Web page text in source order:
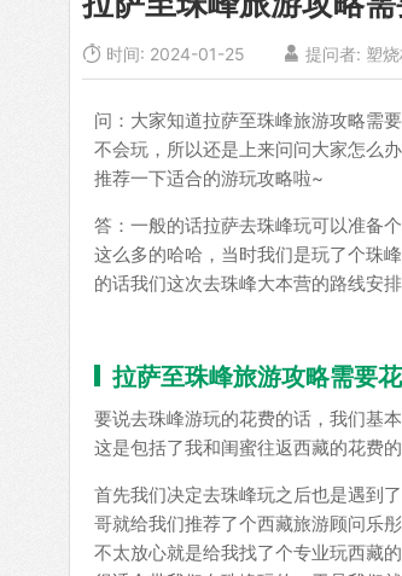
 时间: 2024-01-25  提问者: 塑
问：大家知道拉萨至珠峰旅游攻略需
不会玩，所以还是上来问问大家怎么
推荐一下适合的游玩攻略啦~
答：一般的话拉萨去珠峰玩可以准备
这么多的哈哈，当时我们是玩了个珠
的话我们这次去珠峰大本营的路线安
拉萨至珠峰旅游攻略需要
要说去珠峰游玩的花费的话，我们基
这是包括了我和闺蜜往返西藏的花费
首先我们决定去珠峰玩之后也是遇到
哥就给我们推荐了个西藏旅游顾问乐
不太放心就是给我找了个专业玩西藏